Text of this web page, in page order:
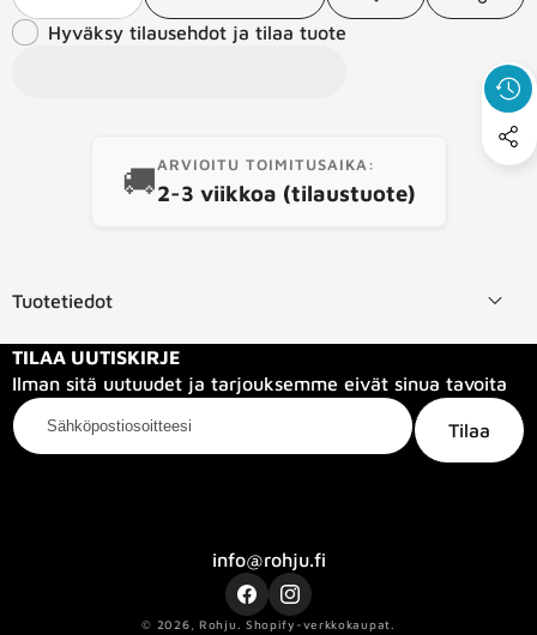
Vähennä
määrää
Lisää
määrää
toivelistaan
Jaa
Hyväksy tilausehdot ja tilaa tuote
🚚ARVIOITU TOIMITUSAIKA:
2-3 viikkoa (tilaustuote)
Tuotetiedot
TILAA UUTISKIRJE
Ilman sitä uutuudet ja tarjouksemme eivät sinua tavoita
Sähköpostiosoitteesi
Tilaa
info@rohju.fi
FacebookInstagram
© 2026, Rohju Shopify-verkkokaupat.